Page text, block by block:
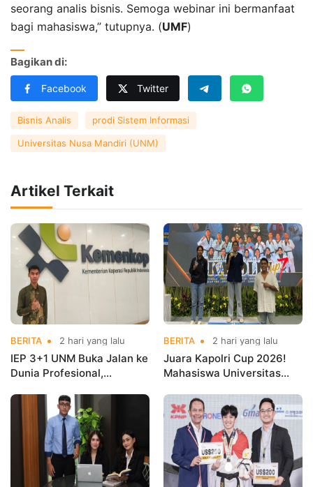
seorang analis bisnis. Semoga webinar ini bermanfaat
bagi mahasiswa,” tutupnya. (UMF)
Bagikan di:
Facebook Twitter
Bisnis Analis prodi Sistem Informasi
Universitas Nusa Mandiri (UNM)
Artikel Terkait
BERITA 2 hari yang lalu
IEP 3+1 UNM Buka Jalan ke
Dunia Profesional,
Kementerian Koperasi
BERITA 2 hari yang lalu
Juara Kapolri Cup 2026!
Mahasiswa Universitas
Nama Kampus di Kejurnas
Taekwondo